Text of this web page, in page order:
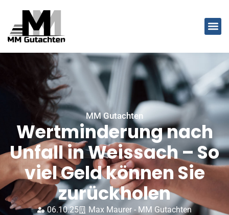
MM Gutachten
Wertminderung nach
Unfall in Weissach – So
viel Geld können Sie
zurückholen
06.10.25 Max Maurer - MM Gutachten